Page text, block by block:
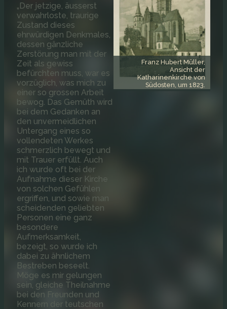
HOME
„Der jetzige, äusserst
verwahrloste, traurige
Zustand dieses
ehrwürdigen Denkmales,
dessen gänzliche
Zerstörung man mit der
Zeit als gewiss
befürchten muss, war es
vorzüglich, was mich zu
einer so grossen Arbeit
bewog. Das Gemüth wird
bei dem Gedanken an
den unvermeidlichen
Untergang eines so
vollendeten Werkes
schmerzlich bewegt und
mit Trauer erfüllt. Auch
ich wurde oft bei der
Aufnahme dieser Kirche
von solchen Gefühlen
ergriffen, und sowie man
scheidenden geliebten
Personen eine ganz
besondere
Aufmerksamkeit,
bezeigt, so wurde ich
dabei zu ähnlichem
Bestreben beseelt.
Möge es mir gelungen
sein, gleiche Theilnahme
bei den Freunden und
Kennern der teutschen
Franz Hubert Müller,
Ansicht der
Katharinenkirche von
Südosten, um 1823.